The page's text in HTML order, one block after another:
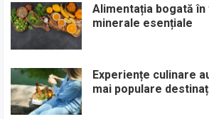
Alimentația bogată în
minerale esențiale
Experiențe culinare
mai populare